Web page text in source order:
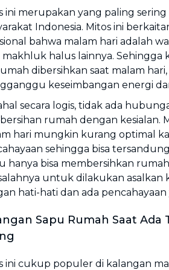
ini merupakan yang paling
Indonesia. Mitos ini
bahwa malam hari adalah
halus lainnya. Sehingga
dibersihkan saat malam
keseimbangan energi
secara logis, tidak ada
rumah dengan kesialan.
hari mungkin kurang optimal
sehingga bisa
hanya bisa membersihkan
untuk dilakukan asalkan
hati-hati dan ada pencahayaan
Sapu Rumah Saat Ada
ini cukup populer di kalangan